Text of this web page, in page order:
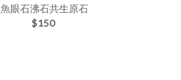
魚眼石沸石共生原石
$150